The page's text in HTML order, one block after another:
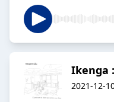
Ikenga
2021-12-